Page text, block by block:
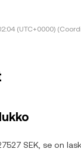
(UTC+0000)
SEK, se on